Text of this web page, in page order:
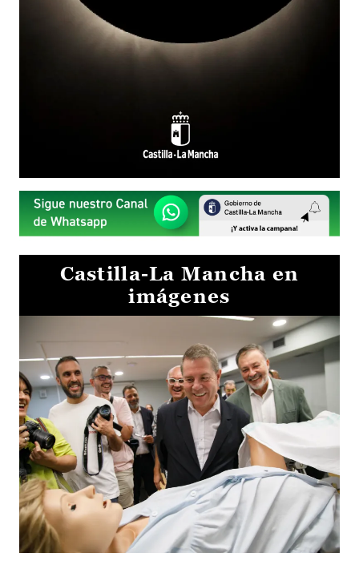
Castilla-La Mancha en
imágenes